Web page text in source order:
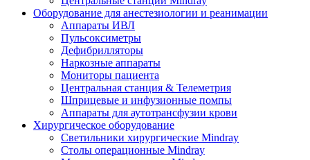
Оборудование для анестезиологии и реанимации
Аппараты ИВЛ
Пульсоксиметры
Дефибрилляторы
Наркозные аппараты
Мониторы пациента
Центральная станция & Телеметрия
Шприцевые и инфузионные помпы
Аппараты для аутотрансфузии крови
Хирургическое оборудование
Светильники хирургические Mindray
Столы операционные Mindray